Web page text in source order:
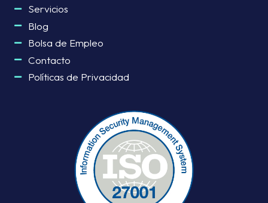
Servicios
Blog
Bolsa de Empleo
Contacto
Políticas de Privacidad